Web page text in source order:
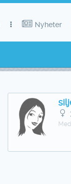
Nyheter